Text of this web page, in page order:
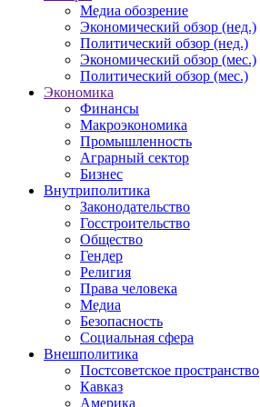
Медиа обозрение
Экономический обзор (нед.)
Политический обзор (нед.)
Экономический обзор (мес.)
Политический обзор (мес.)
Экономика
Финансы
Макроэкономика
Промышленность
Аграрный сектор
Бизнес
Внутриполитика
Законодательство
Госстроительство
Общество
Гендер
Религия
Права человека
Медиа
Безопасность
Социальная сфера
Внешполитика
Постсоветское пространство
Кавказ
Америка